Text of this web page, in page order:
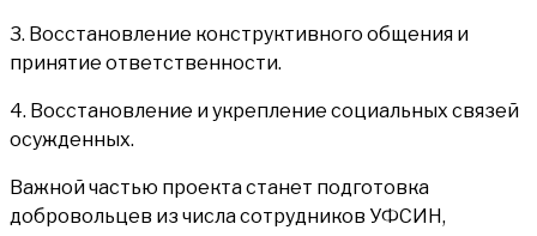
3. Восстановление конструктивного общения и
принятие ответственности.
4. Восстановление и укрепление социальных связей
осужденных.
Важной частью проекта станет подготовка
добровольцев из числа сотрудников УФСИН,